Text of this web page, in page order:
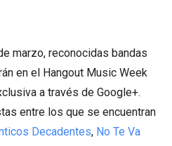
marzo, reconocidas bandas
en el Hangout Music Week
a través de Google+.
entre los que se encuentran
Decadentes, No Te Va